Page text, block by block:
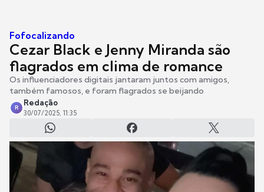
Fofocalizando
Cezar Black e Jenny Miranda são
flagrados em clima de romance
Os influenciadores digitais jantaram juntos com amigos,
também famosos, e foram flagrados se beijando
R
Redação
30/07/2025, 11:35